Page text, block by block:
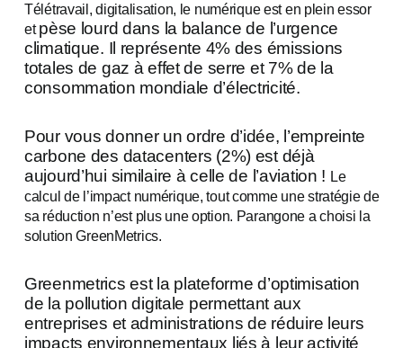
Télétravail, digitalisation, le numérique est en plein essor
etpèse lourd dans la balance de l’urgence
climatique. Il représente 4% des émissions
totales de gaz à effet de serre et 7% de la
consommation mondiale d’électricité.
Pour vous donner un ordre d’idée, l’empreinte
carbone des datacenters (2%) est déjà
aujourd’hui similaire à celle de l’aviation ! Le
calcul de l’impact numérique, tout comme une stratégie de
sa réduction n’est plus une option. Parangone a choisi la
solution GreenMetrics.
Greenmetrics est la plateforme d’optimisation
de la pollution digitale permettant aux
entreprises et administrations de réduire leurs
impacts environnementaux liés à leur activité